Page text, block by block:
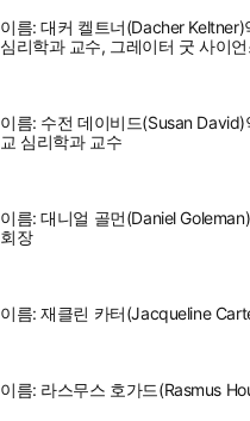
이름: 대커 켈트너(Dacher
심리학과 교수, 그레이터 굿 사이
이름: 수전 데이비드(Susan
교 심리학과 교수
이름: 대니얼 골먼(Daniel
회장
이름: 재클린 카터(Jacqueline
이름: 라스무스 호가드(Rasmus